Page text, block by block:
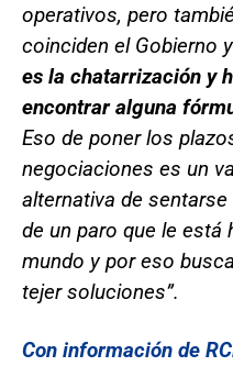
operativos, pero
coinciden el Gobierno
es la chatarrización y
encontrar alguna
Eso de poner los
negociaciones es un
alternativa de
de un paro que le está
mundo y por eso
tejer soluciones”.
Con información de